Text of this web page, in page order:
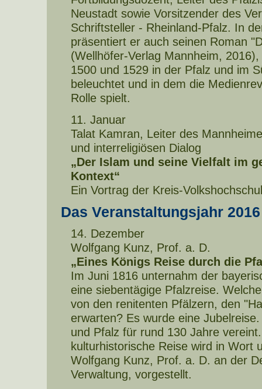
Neustadt sowie Vorsitzender des
Schriftsteller - Rheinland-Pfalz. In
präsentiert er auch seinen Roman
(Wellhöfer-Verlag Mannheim,
1500 und 1529 in der Pfalz und im
beleuchtet und in dem die
Rolle spielt.
11. Januar
Talat Kamran, Leiter des
und interreligiösen Dialog
„Der Islam und seine Vielfalt im
Kontext“
Ein Vortrag der Kreis-
Das Veranstaltungsjahr 2016
14. Dezember
Wolfgang Kunz, Prof. a. D.
„Eines Königs Reise durch die
Im Juni 1816 unternahm der
eine siebentägige Pfalzreise.
von den renitenten Pfälzern, den
erwarten? Es wurde eine
und Pfalz für rund 130 Jahre
kulturhistorische Reise wird in Wort
Wolfgang Kunz, Prof. a. D. an der
Verwaltung, vorgestellt.